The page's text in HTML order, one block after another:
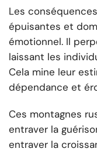
Les
épuisantes et
émotionnel. Il
laissant les
Cela mine leur
dépendance et
Ces montagnes
entraver la
entraver la